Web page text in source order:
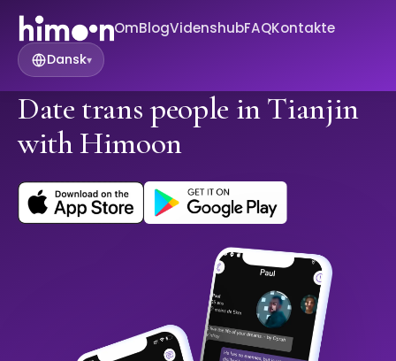
OmBlogVidenshubFAQKontakte
Dansk▾
Date trans people in Tianjin
with Himoon